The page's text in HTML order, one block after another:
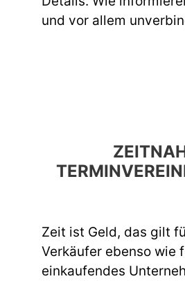
und vor allem
Zeit ist Geld, das gilt
Verkäufer ebenso wie
einkaufendes